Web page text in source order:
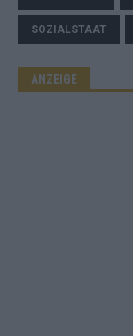
SOZIALSTAAT
ANZEIGE